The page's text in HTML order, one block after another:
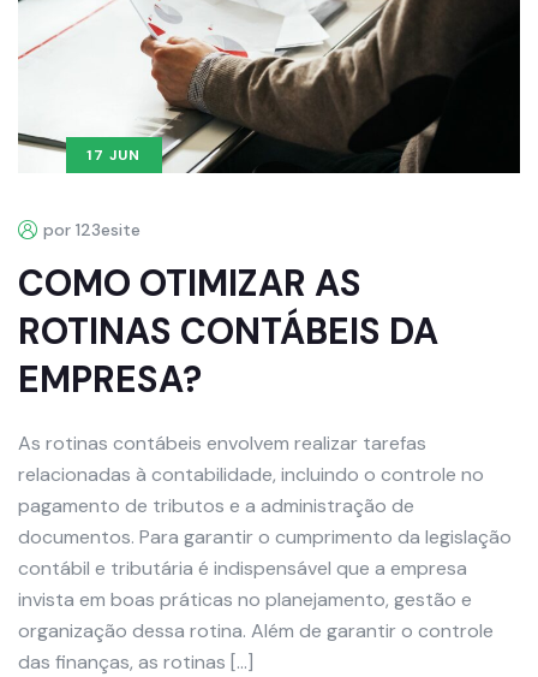
17 JUN
por 123esite
COMO OTIMIZAR AS
ROTINAS CONTÁBEIS DA
EMPRESA?
As rotinas contábeis envolvem realizar tarefas
relacionadas à contabilidade, incluindo o controle no
pagamento de tributos e a administração de
documentos. Para garantir o cumprimento da legislação
contábil e tributária é indispensável que a empresa
invista em boas práticas no planejamento, gestão e
organização dessa rotina. Além de garantir o controle
das finanças, as rotinas […]